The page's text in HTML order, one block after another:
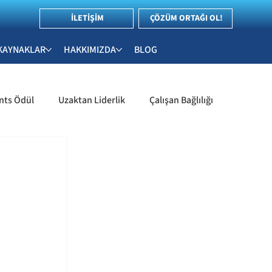
ÇÖZÜM ORTAĞI OL!
İLETİŞİM
HAKKIMIZDA BLOG
Ödül Uzaktan Liderlik Çalışan Bağlılığı